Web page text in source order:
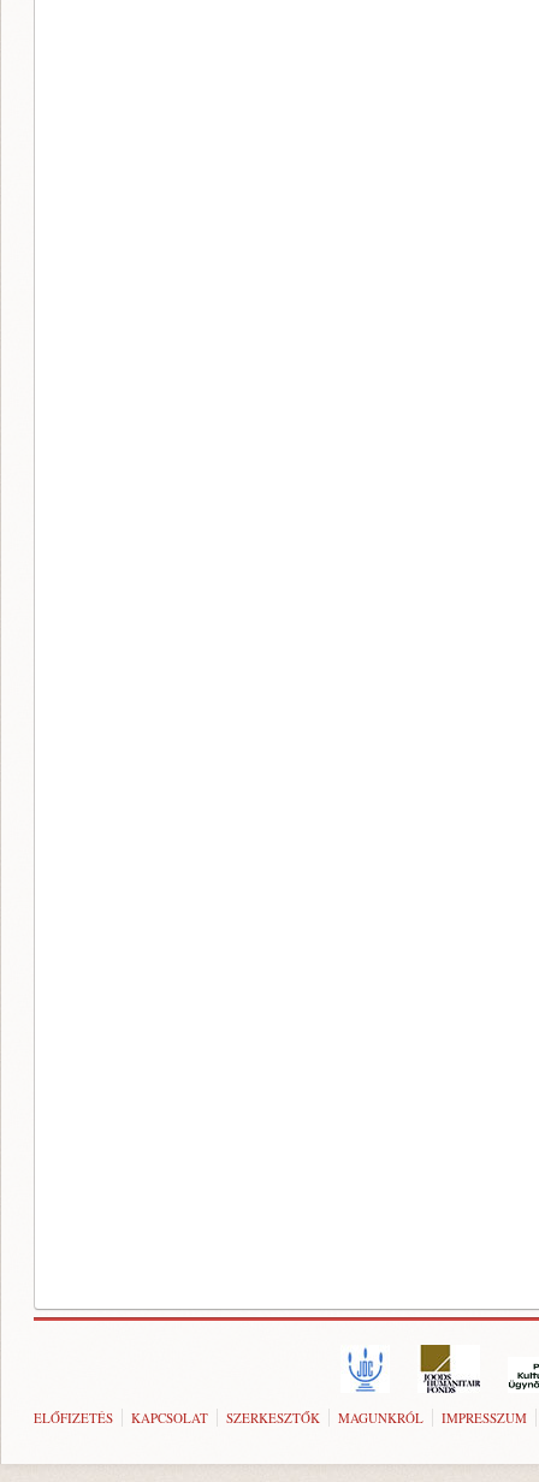
ELŐFIZETÉS KAPCSOLAT SZERKESZTŐK MAGUNKRÓL IMPRESSZUM